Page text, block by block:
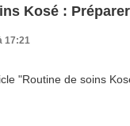
Kosé :
17:21